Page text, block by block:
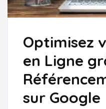
Optimisez
en Ligne
sur Google